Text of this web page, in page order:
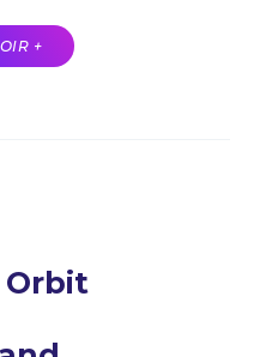
+
Orbit